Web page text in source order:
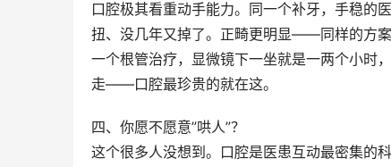
口腔极其看重动手能力。同一个补牙，手稳的
扭、没几年又掉了。正畸更明显——同样的方案
一个根管治疗，显微镜下一坐就是一两个小时
走——口腔最珍贵的就在这。
四、你愿不愿意”哄人”？
这个很多人没想到。口腔是医患互动最密集的科